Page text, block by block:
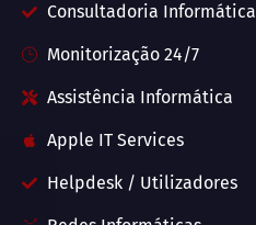
Consultadoria Informática
Monitorização 24/7
Assistência Informática
Apple IT Services
Helpdesk / Utilizadores